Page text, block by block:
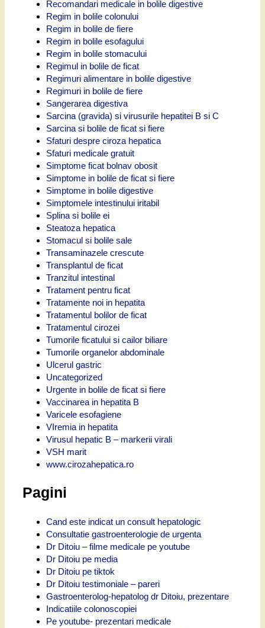
Recomandari medicale in bolile digestive
Regim in bolile colonului
Regim in bolile de fiere
Regim in bolile esofagului
Regim in bolile stomacului
Regimul in bolile de ficat
Regimuri alimentare in bolile digestive
Regimuri in bolile de fiere
Sangerarea digestiva
Sarcina (gravida) si virusurile hepatitei B si C
Sarcina si bolile de ficat si fiere
Sfaturi despre ciroza hepatica
Sfaturi medicale gratuit
Simptome ficat bolnav obosit
Simptome in bolile de ficat si fiere
Simptome in bolile digestive
Simptomele intestinului iritabil
Splina si bolile ei
Steatoza hepatica
Stomacul si bolile sale
Transaminazele crescute
Transplantul de ficat
Tranzitul intestinal
Tratament pentru ficat
Tratamente noi in hepatita
Tratamentul bolilor de ficat
Tratamentul cirozei
Tumorile ficatului si cailor biliare
Tumorile organelor abdominale
Ulcerul gastric
Uncategorized
Urgente in bolile de ficat si fiere
Vaccinarea in hepatita B
Varicele esofagiene
VIremia in hepatita
Virusul hepatic B – markerii virali
VSH marit
www.cirozahepatica.ro
Pagini
Cand este indicat un consult hepatologic
Consultatie gastroenterologie de urgenta
Dr Ditoiu – filme medicale pe youtube
Dr Ditoiu pe media
Dr Ditoiu pe tiktok
Dr Ditoiu testimoniale – pareri
Gastroenterolog-hepatolog dr Ditoiu, prezentare
Indicatiile colonoscopiei
Pe youtube- prezentari medicale